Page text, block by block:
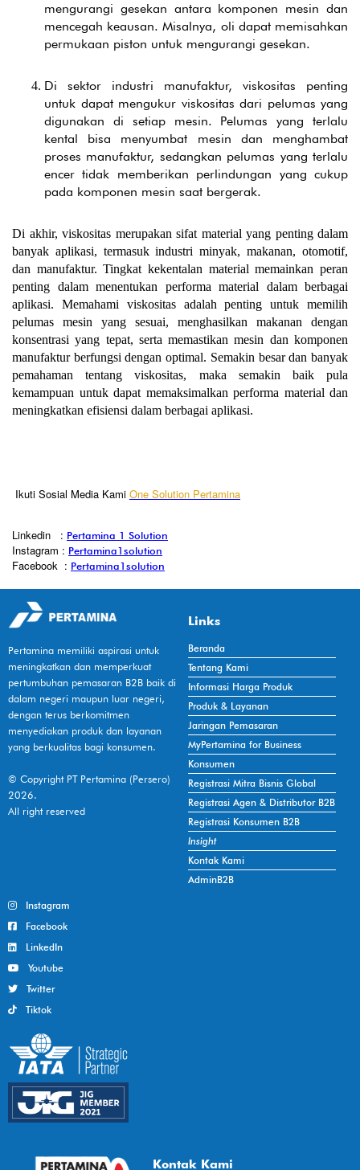
mengurangi gesekan antara komponen mesin dan
mencegah keausan. Misalnya, oli dapat memisahkan
permukaan piston untuk mengurangi gesekan.
Di sektor industri manufaktur, viskositas penting
untuk dapat mengukur viskositas dari pelumas yang
digunakan di setiap mesin. Pelumas yang terlalu
kental bisa menyumbat mesin dan menghambat
proses manufaktur, sedangkan pelumas yang terlalu
encer tidak memberikan perlindungan yang cukup
pada komponen mesin saat bergerak.
Di akhir, viskositas merupakan sifat material yang penting dalam
banyak aplikasi, termasuk industri minyak, makanan, otomotif,
dan manufaktur. Tingkat kekentalan material memainkan peran
penting dalam menentukan performa material dalam berbagai
aplikasi. Memahami viskositas adalah penting untuk memilih
pelumas mesin yang sesuai, menghasilkan makanan dengan
konsentrasi yang tepat, serta memastikan mesin dan komponen
manufaktur berfungsi dengan optimal. Semakin besar dan banyak
pemahaman tentang viskositas, maka semakin baik pula
kemampuan untuk dapat memaksimalkan performa material dan
meningkatkan efisiensi dalam berbagai aplikasi.
Ikuti Sosial Media Kami One Solution Pertamina
Linkedin : Pertamina 1 Solution
Instagram : Pertamina1solution
Facebook : Pertamina1solution
Pertamina memiliki aspirasi untuk
meningkatkan dan memperkuat
pertumbuhan pemasaran B2B baik di
dalam negeri maupun luar negeri,
dengan terus berkomitmen
menyediakan produk dan layanan
yang berkualitas bagi konsumen.
© Copyright PT Pertamina (Persero)
2026.
All right reserved
Links
Beranda
Tentang Kami
Informasi Harga Produk
Produk & Layanan
Jaringan Pemasaran
MyPertamina for Business
Konsumen
Registrasi Mitra Bisnis Global
Registrasi Agen & Distributor B2B
Registrasi Konsumen B2B
Insight
Kontak Kami
AdminB2B
Instagram
Facebook
LinkedIn
Youtube
Twitter
Tiktok
Kontak Kami